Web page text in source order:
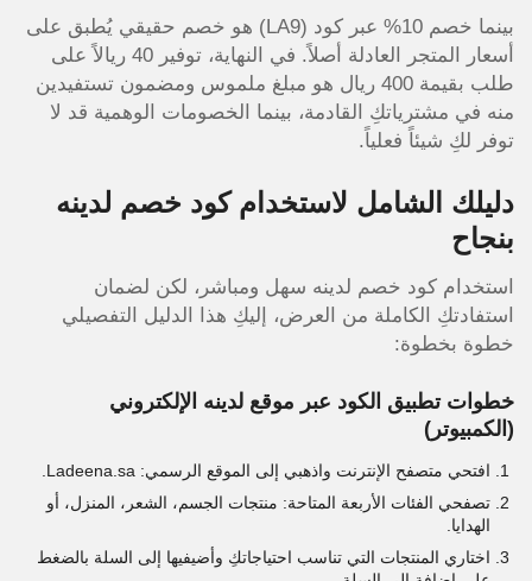
بينما خصم 10% عبر كود (LA9) هو خصم حقيقي يُطبق على
أسعار المتجر العادلة أصلاً. في النهاية، توفير 40 ريالاً على
طلب بقيمة 400 ريال هو مبلغ ملموس ومضمون تستفيدين
منه في مشترياتكِ القادمة، بينما الخصومات الوهمية قد لا
توفر لكِ شيئاً فعلياً.
دليلك الشامل لاستخدام كود خصم لدينه
بنجاح
استخدام كود خصم لدينه سهل ومباشر، لكن لضمان
استفادتكِ الكاملة من العرض، إليكِ هذا الدليل التفصيلي
خطوة بخطوة:
خطوات تطبيق الكود عبر موقع لدينه الإلكتروني
(الكمبيوتر)
افتحي متصفح الإنترنت واذهبي إلى الموقع الرسمي: Ladeena.sa.
تصفحي الفئات الأربعة المتاحة: منتجات الجسم، الشعر، المنزل، أو
الهدايا.
اختاري المنتجات التي تناسب احتياجاتكِ وأضيفيها إلى السلة بالضغط